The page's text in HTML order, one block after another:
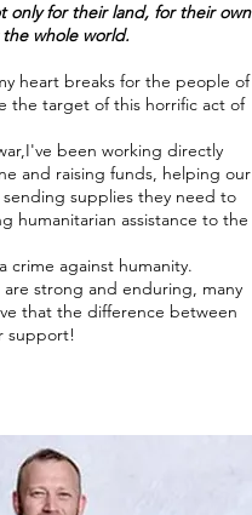
only for their land, for their own
whole world.
heart breaks for the people of
the target of this horrific act of
been working directly
and raising funds, helping our
supplies they need to
humanitarian assistance to the
crime against humanity.
strong and enduring, many
that the difference between
support!